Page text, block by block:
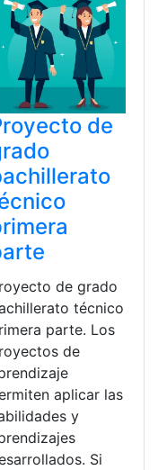
Ministerio de
de
de grado
técnico
parte. Los
de
aplicar las
y
Si